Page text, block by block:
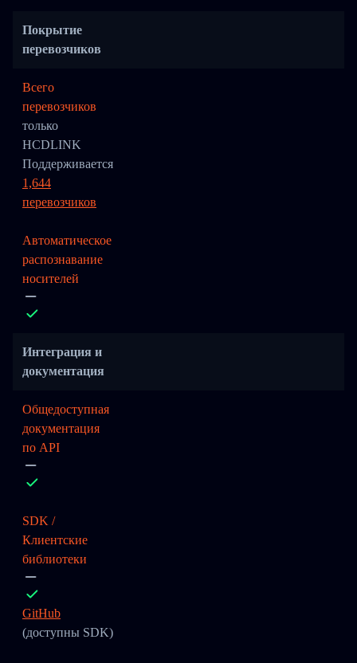
Покрытие
перевозчиков
Всего
перевозчиков
только
HCDLINK
Поддерживается
1,644
перевозчиков
Автоматическое
распознавание
носителей
Интеграция и
документация
Общедоступная
документация
по API
SDK /
Клиентские
библиотеки
GitHub
(доступны SDK)